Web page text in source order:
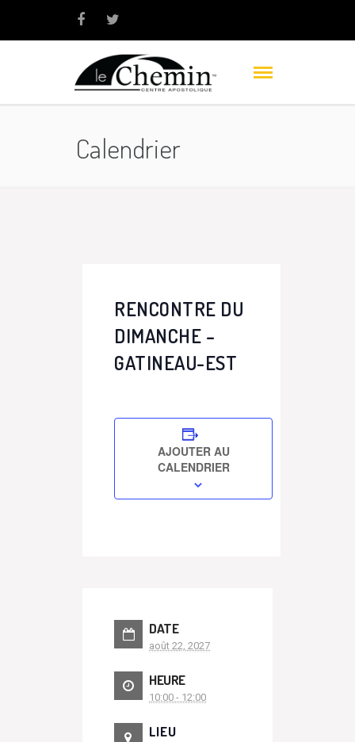
Calendrier
RENCONTRE DU
DIMANCHE –
GATINEAU-EST
AJOUTER AU
CALENDRIER
DATE
août 22, 2027
HEURE
10:00 - 12:00
LIEU